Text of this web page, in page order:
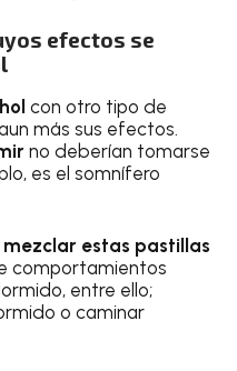
efectos se
con otro tipo de
más sus efectos.
no deberían tomarse
es el somnífero
mezclar estas pastillas
comportamientos
entre ello;
o caminar